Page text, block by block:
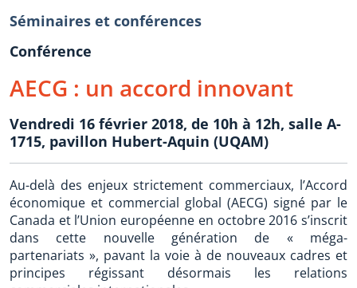
Séminaires et conférences
Conférence
AECG : un accord innovant
Vendredi 16 février 2018, de 10h à 12h, salle A-
1715, pavillon Hubert-Aquin (UQAM)
Au-delà des enjeux strictement commerciaux, l’Accord
économique et commercial global (AECG) signé par le
Canada et l’Union européenne en octobre 2016 s’inscrit
dans cette nouvelle génération de « méga-
partenariats », pavant la voie à de nouveaux cadres et
principes régissant désormais les relations